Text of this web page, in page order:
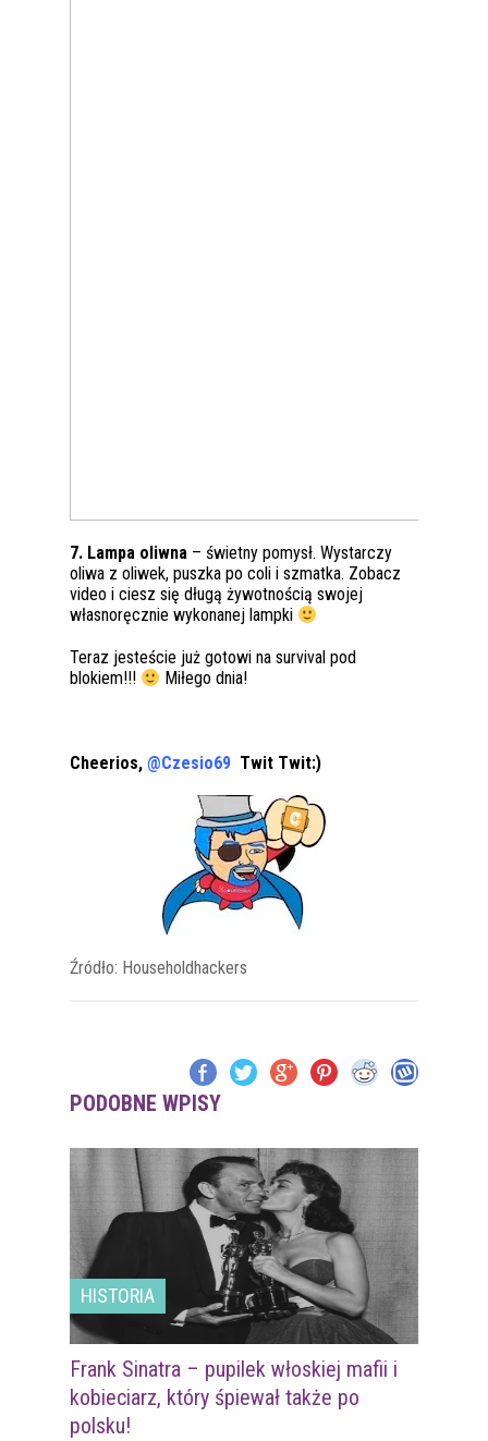
7. Lampa oliwna – świetny pomysł. Wystarczy
oliwa z oliwek, puszka po coli i szmatka. Zobacz
video i ciesz się długą żywotnością swojej
własnoręcznie wykonanej lampki
Teraz jesteście już gotowi na survival pod
blokiem!!!
Miłego dnia!
Cheerios, @Czesio69 Twit Twit:)
Źródło: Householdhackers
PODOBNE WPISY
HISTORIA
Frank Sinatra – pupilek włoskiej mafii i
kobieciarz, który śpiewał także po
polsku!